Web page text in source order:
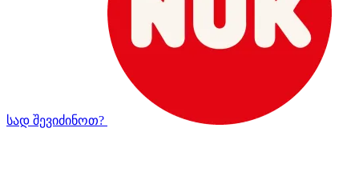
სად შევიძინოთ?